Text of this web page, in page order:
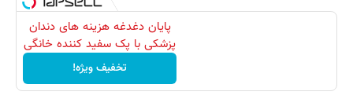
پایان دغدغه هزینه های دندان
پزشکی با پک سفید کننده خانگی
تخفیف ویژه!